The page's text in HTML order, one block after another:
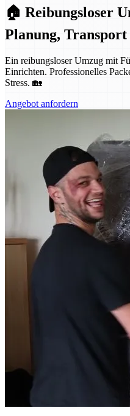
🏠 Reibungsloser
Planung,
Ein reibungsloser Umzug mit
Einrichten. Professionelles
Stress. 🏡
Angebot anfordern